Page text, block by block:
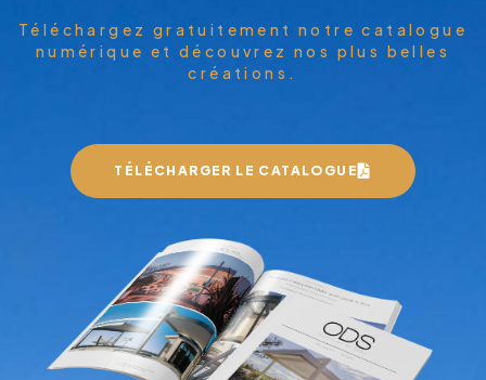
Téléchargez gratuitement notre catalogue
numérique et découvrez nos plus belles
créations.
TÉLÉCHARGER LE CATALOGUE